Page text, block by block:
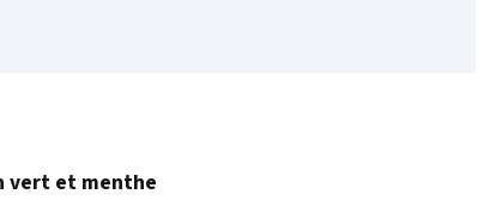
vert et menthe